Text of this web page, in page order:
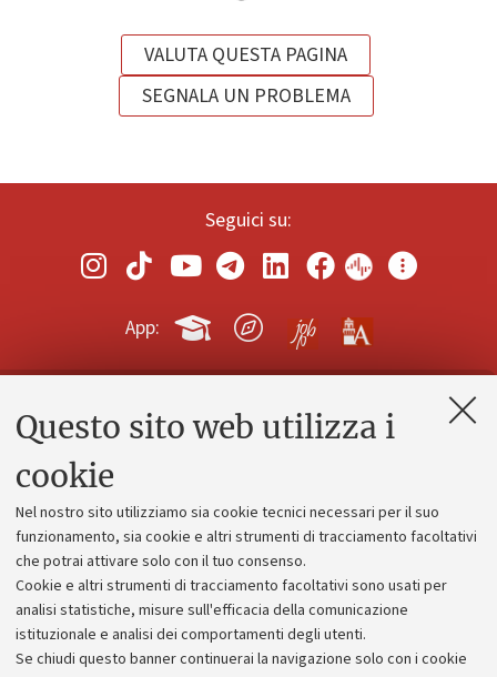
Questo sito web utilizza i
cookie
Nel nostro sito utilizziamo sia cookie tecnici necessari per il suo
funzionamento, sia cookie e altri strumenti di tracciamento facoltativi
che potrai attivare solo con il tuo consenso.
Cookie e altri strumenti di tracciamento facoltativi sono usati per
analisi statistiche, misure sull'efficacia della comunicazione
istituzionale e analisi dei comportamenti degli utenti.
Se chiudi questo banner continuerai la navigazione solo con i cookie
VALUTA QUESTA PAGINA
SEGNALA UN PROBLEMA
Seguici su:
App:
Contatti e PEC
Alumni community
Piano strategico
Bilanci
Donazioni e 5x1000